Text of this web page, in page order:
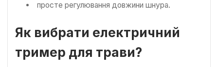
просте регулювання довжини шнура.
Як вибрати електричний
тример для трави?